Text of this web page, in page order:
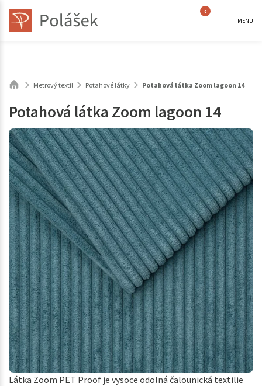
0
MENU
Metrový textil Potahové látky Potahová látka Zoom lagoon 14
Potahová látka Zoom lagoon 14
Látka Zoom PET Proof je vysoce odolná čalounická textilie